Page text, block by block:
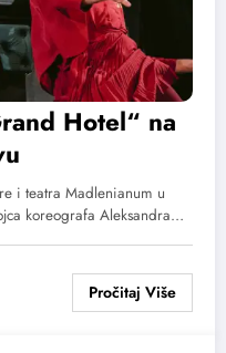
Hotel“ na
i teatra Madlenianum u
koreografa Aleksandra…